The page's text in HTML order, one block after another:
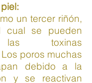
un tercer riñón,
cual se pueden
las toxinas
poros muchas
debido a la
y se reactivan